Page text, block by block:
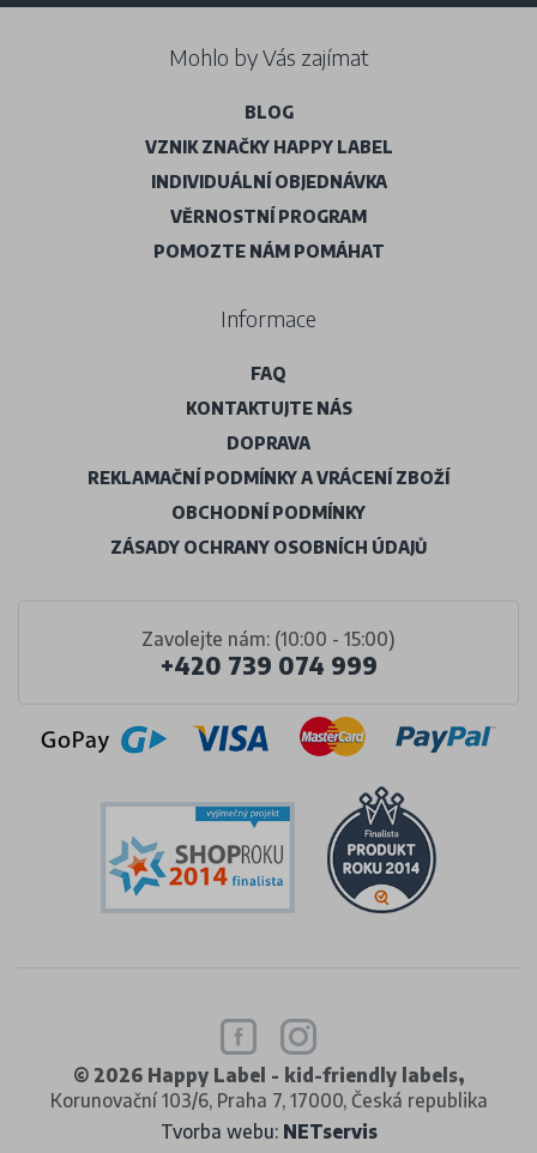
Zavolejte nám: (10:00 - 15:00)
+420 739 074 999
Mohlo by Vás zajímat
BLOG
VZNIK ZNAČKY HAPPY LABEL
INDIVIDUÁLNÍ OBJEDNÁVKA
VĚRNOSTNÍ PROGRAM
POMOZTE NÁM POMÁHAT
Informace
FAQ
KONTAKTUJTE NÁS
DOPRAVA
REKLAMAČNÍ PODMÍNKY A VRÁCENÍ ZBOŽÍ
OBCHODNÍ PODMÍNKY
ZÁSADY OCHRANY OSOBNÍCH ÚDAJŮ
© 2026 Happy Label - kid-friendly labels,
Korunovační 103/6, Praha 7, 17000, Česká republika
Tvorba webu: NETservis